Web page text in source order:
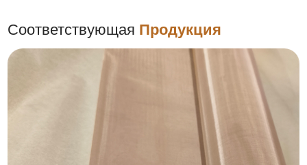
Соответствующая Продукция